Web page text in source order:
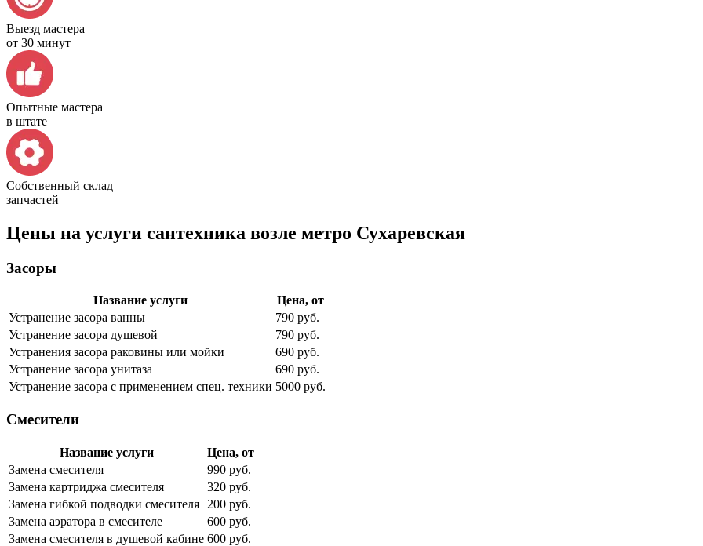
Выезд мастера
от 30 минут
Опытные мастера
в штате
Собственный склад
запчастей
Цены на услуги сантехника возле метро Сухаревская
Засоры
Название услуги
Цена, от
Устранение засора ванны
790 руб.
Устранение засора душевой
790 руб.
Устранения засора раковины или мойки
690 руб.
Устранение засора унитаза
690 руб.
Устранение засора с применением спец. техники 5000 руб.
Смесители
Название услуги
Цена, от
Замена смесителя
990 руб.
Замена картриджа смесителя
320 руб.
Замена гибкой подводки смесителя
200 руб.
Замена аэратора в смесителе
600 руб.
Замена смесителя в душевой кабине 600 руб.